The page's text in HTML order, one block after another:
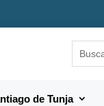
de Tunja